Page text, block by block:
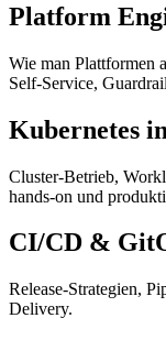
Platform
Wie man Plattformen
Self-Service,
Kubernetes
Cluster-Betrieb,
hands-on und
CI/CD &
Release-Strategien,
Delivery.